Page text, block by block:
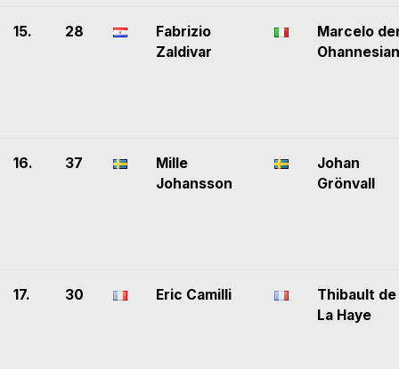
15. 28
Fabrizio
Zaldivar
Marcelo
Ohannesian
16. 37
Mille
Johansson
Johan
Grönvall
17. 30 Eric Camilli
Thibault de
La Haye